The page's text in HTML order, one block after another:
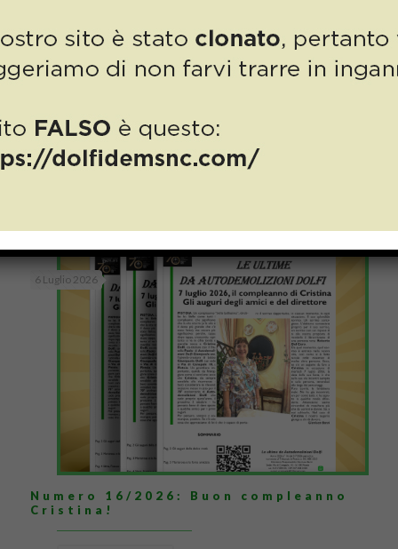
Numero 17/2026: un compleanno da
ricordare per la nostra Cristina!
6 Luglio 2026
Numero 16/2026: Buon compleanno
Cristina!